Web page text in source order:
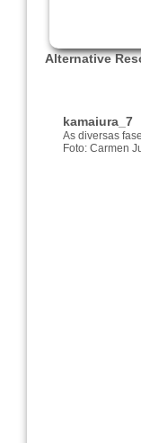
Alternative
kamaiura_7
As diversas
Foto: Carmen